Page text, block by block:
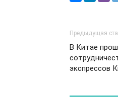
Предыдущая
В Китае
экспрессов